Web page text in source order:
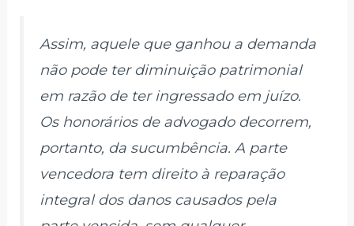
Assim, aquele que ganhou a demanda
não pode ter diminuição patrimonial
em razão de ter ingressado em juízo.
Os honorários de advogado decorrem,
portanto, da sucumbência. A parte
vencedora tem direito à reparação
integral dos danos causados pela